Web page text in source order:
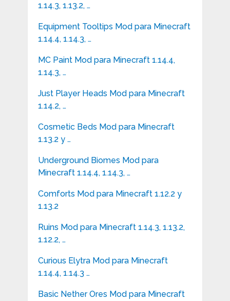
1.14.3, 1.13.2, …
Equipment Tooltips Mod para Minecraft
1.14.4, 1.14.3, …
MC Paint Mod para Minecraft 1.14.4,
1.14.3, …
Just Player Heads Mod para Minecraft
1.14.2, …
Cosmetic Beds Mod para Minecraft
1.13.2 y …
Underground Biomes Mod para
Minecraft 1.14.4, 1.14.3, …
Comforts Mod para Minecraft 1.12.2 y
1.13.2
Ruins Mod para Minecraft 1.14.3, 1.13.2,
1.12.2, …
Curious Elytra Mod para Minecraft
1.14.4, 1.14.3 …
Basic Nether Ores Mod para Minecraft